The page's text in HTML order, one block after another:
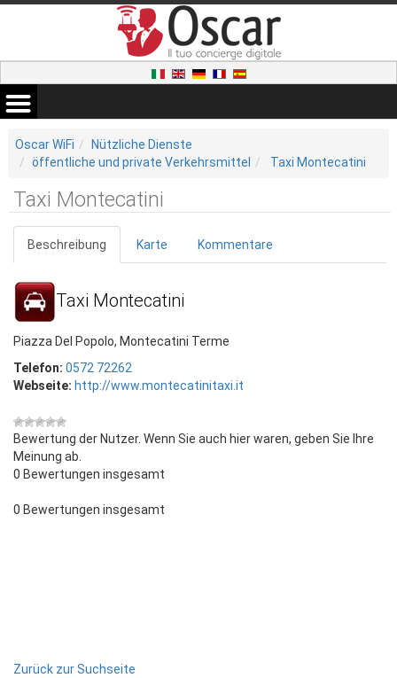
Oscar WiFi
Nützliche Dienste
öffentliche und private Verkehrsmittel
Taxi Montecatini
Taxi Montecatini
Beschreibung Karte Kommentare
Taxi Montecatini
Piazza Del Popolo, Montecatini Terme
Telefon: 0572 72262
Webseite: http://www.montecatinitaxi.it
Bewertung der Nutzer. Wenn Sie auch hier waren, geben Sie Ihre
Meinung ab.
0 Bewertungen insgesamt
0 Bewertungen insgesamt
Zurück zur Suchseite